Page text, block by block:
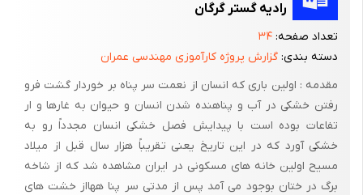
قبل از پی سازی باید کف پی را آماده کرد بدین صورت که کف پی باید
کاملا مسطح و عاری از هر گونه مواد زاید باشد . همچنین نباید با خاک
دستی یا با مصالح غیر مقاوم پر شده باشد . برای تسطیح و آماده سازی
نهایی کف پی آن را با بتن سبک (مگر) یعنی با بتونی که در هر متر
مکعب ساخته شده ی آن حدود 150 کیلوگرم سیمان باشد ، تسطیح
می کنیم . وظیفه ی بتن مگر پر کردن حفره هایی است که هنگام پی
کنی در زمین به وجود آمده است و همچنین یه وجود آوردن سطح
کاملا تراز ،برای انجام عملیات پی سازی است .
رادیه گستر گرگان
تعداد صفحه: ۳۴
دسته بندی: گزارش پروژه کارآموزی مهندسی عمران
مقدمه : اولین باری که انسان از نعمت سر پناه بر خوردار گشت فرو
رفتن خشکی در آب و پناهنده شدن انسان و حیوان به غارها و ار
تفاعات بوده است با پیدایش فصل خشکی انسان مجدداً رو به
خشکی آورد که در این تاریخ یعنی تقریباً هزار سال قبل از میلاد
مسیح اولین خانه های مسکونی در ایران مشاهده شد که از شاخه
برگ در ختان بوجود می آمد پس از مدتی سر پنا ههااز خشت های